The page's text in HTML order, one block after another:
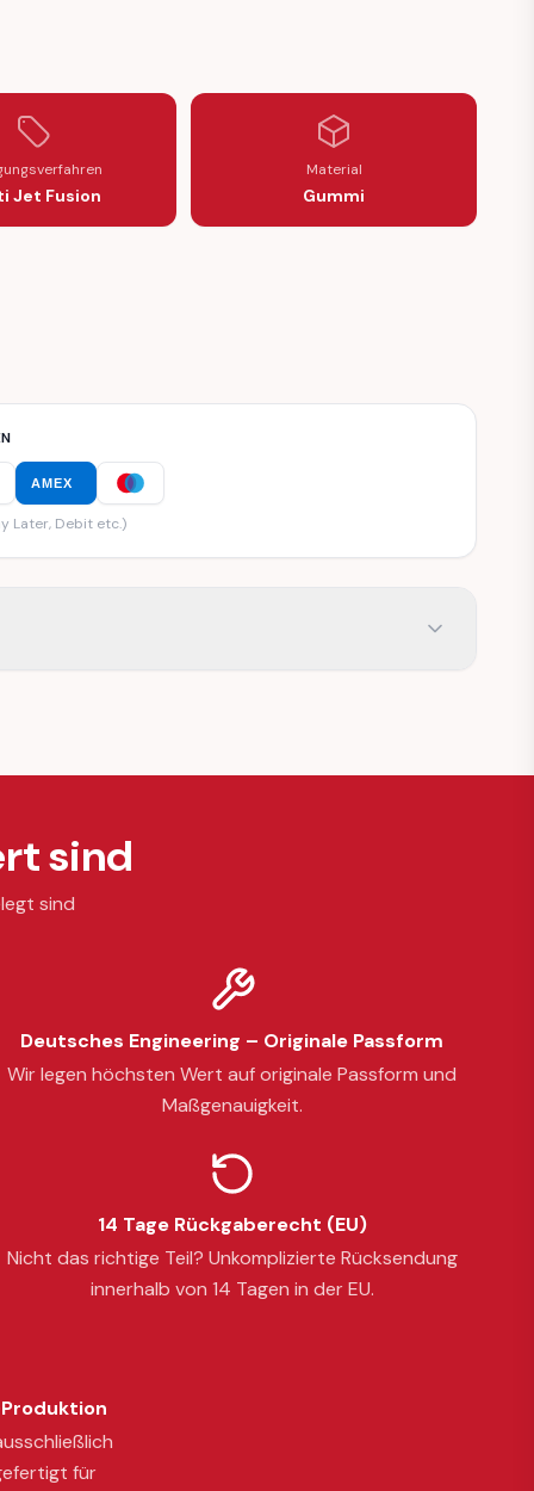
/ A2086984330)
(A2086984430 / A2086984330)
FRONT (A2086984430 / A2086984330)
THRESHOLD FRONT (A2086984430 / A2086984330)
FENDER THRESHOLD FRONT (A2086984430 /
Jet Fusion
Material
Gummi
AMEX
Later, Debit etc.)
sind
sind
Deutsches Engineering – Originale Passform
Wir legen höchsten Wert auf originale Passform und
Maßgenauigkeit.
14 Tage Rückgaberecht (EU)
Nicht das richtige Teil? Unkomplizierte Rücksendung
innerhalb von 14 Tagen in der EU.
für